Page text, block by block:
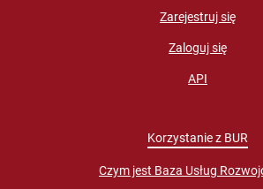
Zarejestruj się
Zaloguj się
API
Korzystanie z BUR
Czym jest Baza Usług